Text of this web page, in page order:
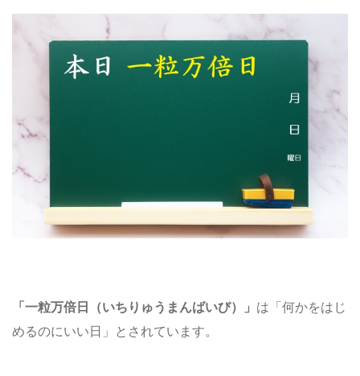
「一粒万倍日（いちりゅうまんばいび）」 は「何かをはじ
めるのにいい日」とされています。